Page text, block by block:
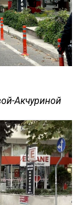
Акчуриной